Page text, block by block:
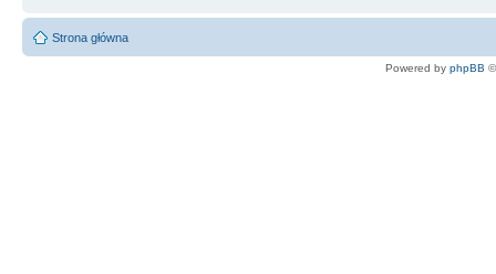
Strona główna
Powered by phpBB